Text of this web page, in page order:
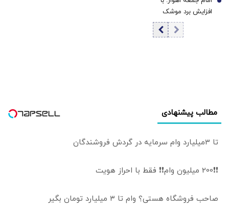
نمایش درآمد
منطقه تغییر
افزایش برد موشک
هایمان به ۱۵ هزار
کیلومتر می
مساله حجاب و
عفاف بی تفاوت
7
مطالب پیشنهادی
تا 3میلیارد وام سرمایه در گردش فروشندگان
❗❗200 میلیون وام❗❗ فقط با احراز هویت
صاحب فروشگاه هستی؟ وام تا ۳ میلیارد تومان بگیر